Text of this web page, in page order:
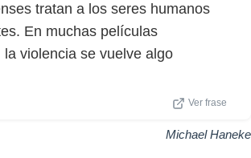
tratan a los seres humanos
En muchas películas
la violencia se vuelve algo
Ver frase
Michael Haneke